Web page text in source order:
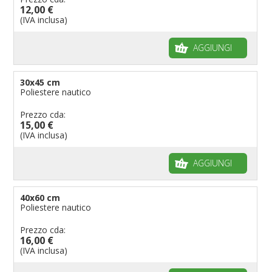
Bandiere per musicisti
pennoni per bandiere
12,00 €
(IVA inclusa)
AGGIUNGI
30x45 cm
Poliestere nautico
Prezzo cda:
15,00 €
(IVA inclusa)
AGGIUNGI
40x60 cm
Poliestere nautico
Prezzo cda:
16,00 €
(IVA inclusa)